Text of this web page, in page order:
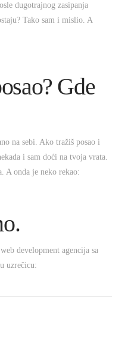
dugotrajnog zasipanja
Tako sam i mislio. A
Gde
na sebi. Ako tražiš posao i
i sam doći na tvoja vrata.
A onda je neko rekao:
development agencija sa
uzrečicu: